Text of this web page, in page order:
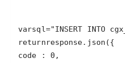
varsql="INSERT INTO
returnresponse. json
code : 0